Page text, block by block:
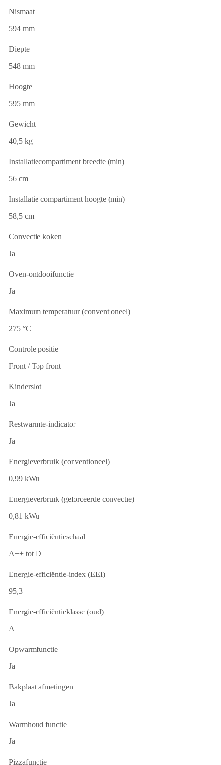
Nismaat
594 mm
Diepte
548 mm
Hoogte
595 mm
Gewicht
40,5 kg
Installatiecompartiment breedte (min)
56 cm
Installatie compartiment hoogte (min)
58,5 cm
Convectie koken
Ja
Oven-ontdooifunctie
Ja
Maximum temperatuur (conventioneel)
275 °C
Controle positie
Front / Top front
Kinderslot
Ja
Restwarmte-indicator
Ja
Energieverbruik (conventioneel)
0,99 kWu
Energieverbruik (geforceerde convectie)
0,81 kWu
Energie-efficiëntieschaal
A++ tot D
Energie-efficiëntie-index (EEI)
95,3
Energie-efficiëntieklasse (oud)
A
Opwarmfunctie
Ja
Bakplaat afmetingen
Ja
Warmhoud functie
Ja
Pizzafunctie